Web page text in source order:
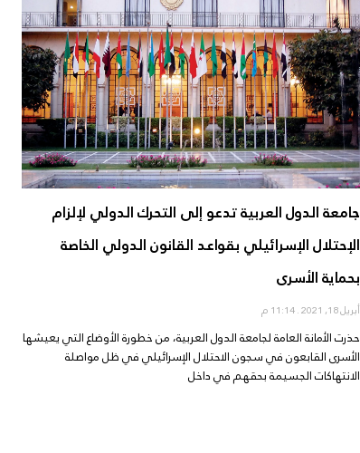
جامعة الدول العربية تدعو إلى التحرك الدولي لإلزام
الإحتلال الإسرائيلي بقواعد القانون الدولي الخاصة
بحماية الأسرى
أبريل 18, 2021 11:14 م
حذرت الأمانة العامة لجامعة الدول العربية، من خطورة الأوضاع التي يعيشها
الأسرى القابعون في سجون الاحتلال الإسرائيلي في ظل مواصلة
الانتهاكات الجسيمة بحقهم في داخل